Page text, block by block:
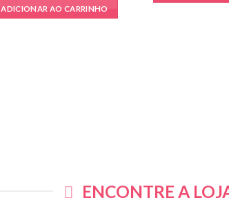
ADICIONAR AO CARRINHO
ENCONTRE A